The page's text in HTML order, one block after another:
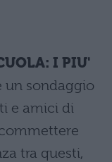
I PIU'
un sondaggio
e amici di
tra questi,